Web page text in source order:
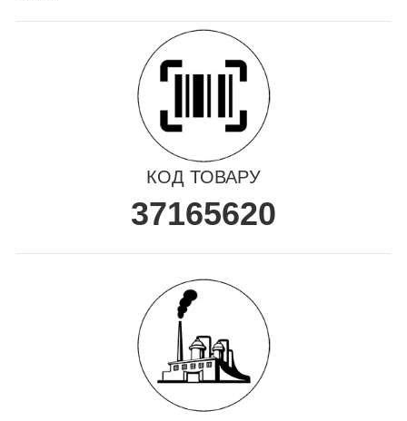
КОД ТОВАРУ
37165620